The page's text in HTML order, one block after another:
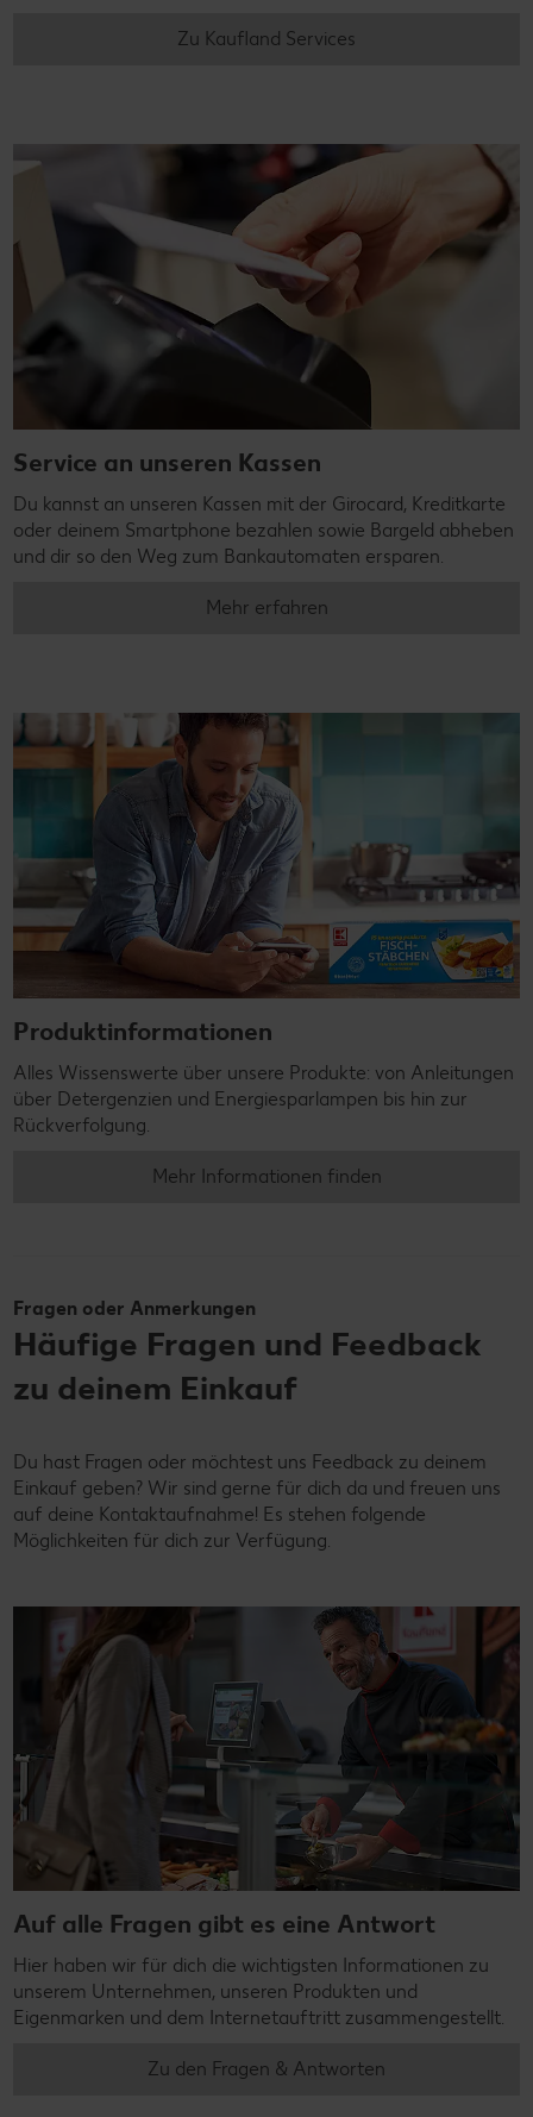
Zu Kaufland Services
Service an unseren Kassen
Du kannst an unseren Kassen mit der Girocard, Kreditkarte
oder deinem Smartphone bezahlen sowie Bargeld abheben
und dir so den Weg zum Bankautomaten ersparen.
Mehr erfahren
Produktinformationen
Alles Wissenswerte über unsere Produkte: von Anleitungen
über Detergenzien und Energiesparlampen bis hin zur
Rückverfolgung.
Mehr Informationen finden
Fragen oder Anmerkungen
Häufige Fragen und Feedback
zu deinem Einkauf
Du hast Fragen oder möchtest uns Feedback zu deinem
Einkauf geben? Wir sind gerne für dich da und freuen uns
auf deine Kontaktaufnahme! Es stehen folgende
Möglichkeiten für dich zur Verfügung.
Auf alle Fragen gibt es eine Antwort
Hier haben wir für dich die wichtigsten Informationen zu
unserem Unternehmen, unseren Produkten und
Eigenmarken und dem Internetauftritt zusammengestellt.
Zu den Fragen & Antworten